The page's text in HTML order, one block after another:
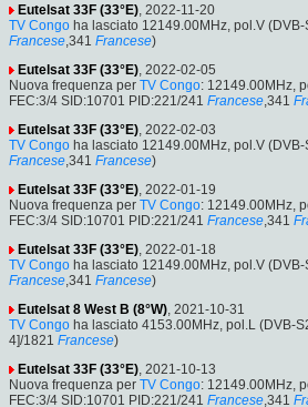
Eutelsat 33F (33°E), 2022-11-20
TV Congo ha lasciato 12149.00MHz, pol.V
Francese,341 Francese)
Eutelsat 33F (33°E), 2022-02-05
Nuova frequenza per TV Congo: 12149.00MHz,
FEC:3/4 SID:10701 PID:221/241 Francese,341
Eutelsat 33F (33°E), 2022-02-03
TV Congo ha lasciato 12149.00MHz, pol.V
Francese,341 Francese)
Eutelsat 33F (33°E), 2022-01-19
Nuova frequenza per TV Congo: 12149.00MHz,
FEC:3/4 SID:10701 PID:221/241 Francese,341
Eutelsat 33F (33°E), 2022-01-18
TV Congo ha lasciato 12149.00MHz, pol.V
Francese,341 Francese)
Eutelsat 8 West B (8°W), 2021-10-31
TV Congo ha lasciato 4153.00MHz, pol.L (DVB-
4]/1821 Francese)
Eutelsat 33F (33°E), 2021-10-13
Nuova frequenza per TV Congo: 12149.00MHz,
FEC:3/4 SID:10701 PID:221/241 Francese,341